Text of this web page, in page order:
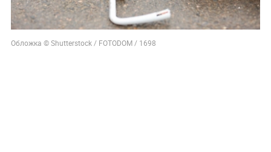
Обложка © Shutterstock / FOTODOM / 1698